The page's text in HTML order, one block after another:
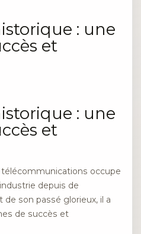
: une
et
: une
et
télécommunications occupe
depuis de
son passé glorieux, il a
de succès et